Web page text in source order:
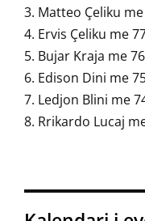
Matteo Çeliku
Ervis Çeliku me
Bujar Kraja me
Edison Dini me
Ledjon Blini me
Rrikardo Lucaj